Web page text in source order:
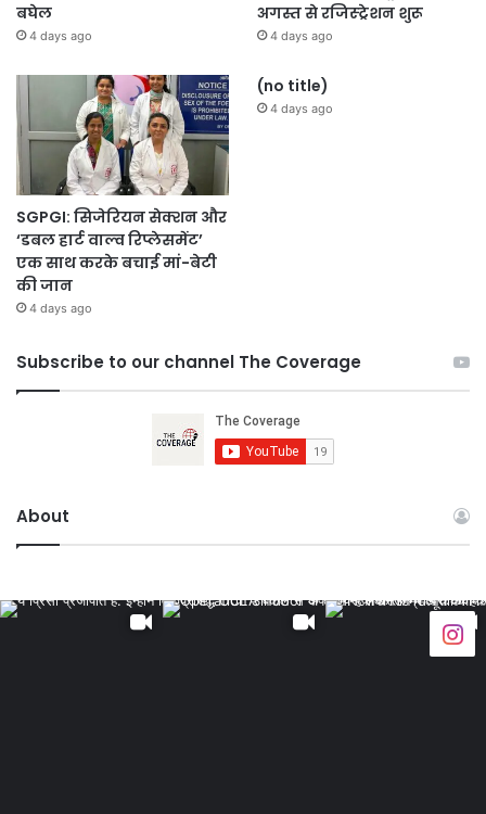
बघेल
4 days ago
अगस्त से रजिस्ट्रेशन शुरू
4 days ago
SGPGI: सिजेरियन सेक्शन और
‘डबल हार्ट वाल्व रिप्लेसमेंट’
एक साथ करके बचाई मां-बेटी
की जान
4 days ago
(no title)
4 days ago
Subscribe to our channel The Coverage
About